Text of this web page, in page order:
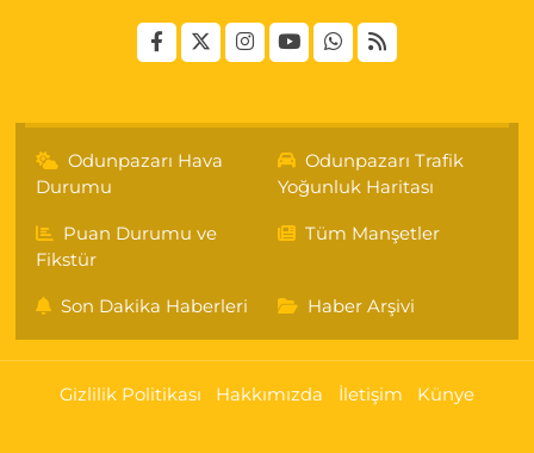
Odunpazarı Hava
Durumu
Odunpazarı Trafik
Yoğunluk Haritası
Puan Durumu ve
Fikstür
Tüm Manşetler
Son Dakika Haberleri Haber Arşivi
Gizlilik Politikası Hakkımızda İletişim Künye